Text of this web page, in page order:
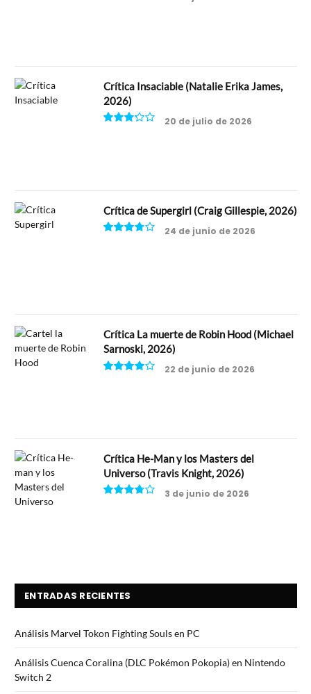
Crítica Insaciable (Natalie Erika James,
2026)
20 de julio de 2026
Crítica de Supergirl (Craig Gillespie, 2026)
24 de junio de 2026
Crítica La muerte de Robin Hood (Michael
Sarnoski, 2026)
22 de junio de 2026
Crítica He-Man y los Masters del
Universo (Travis Knight, 2026)
3 de junio de 2026
ENTRADAS RECIENTES
Análisis Marvel Tokon Fighting Souls en PC
Análisis Cuenca Coralina (DLC Pokémon Pokopia) en Nintendo
Switch 2